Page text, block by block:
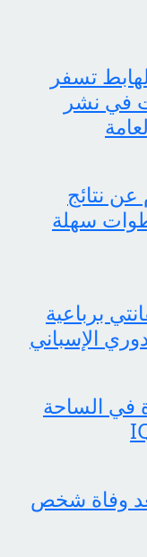
تسفر
في نشر
عن نتائج
2025 مع خطوات سهلة
برباعية
الإسباني
في الساحة
وفاة شخص